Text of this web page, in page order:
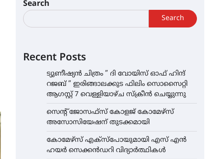
Search
Search
Recent Posts
ട്യുണീഷ്യൻ ചിത്രം ” ദി വോയിസ് ഓഫ് ഹിന്ദ്
റജബ് ” ഇരിങ്ങാലക്കുട ഫിലിം സൊസൈറ്റി
ആഗസ്റ്റ് 7 വെള്ളിയാഴ്ച സ്‌ക്രീൻ ചെയ്യുന്നു
സെന്റ് ജോസഫ്സ് കോളജ് കോമേഴ്‌സ്
അസോസിയേഷന് തുടക്കമായി
കോമേഴ്സ് എക്സ്പോയുമായി എസ് എൻ
ഹയർ സെക്കൻഡറി വിദ്യാർത്ഥികൾ